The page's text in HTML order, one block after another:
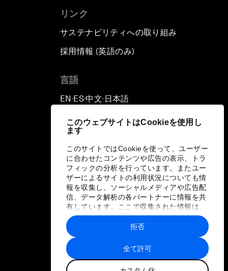
このウェブサイトはCookieを使用し
ます
このサイトではCookieを使って、ユーザー
に合わせたコンテンツや広告の表示、トラ
フィックの分析を行っています。またユー
ザーによるサイトの利用状況についても情
報を収集し、ソーシャルメディアや広告配
信、データ解析の各パートナーに情報を共
有しています。ここで収集された情報は、
ユーザーが各パートナーに提供した他の情
報や各パートナーのサービスを使用した際
に収集された情報と組み合わされ、各パー
トナーによって使用されることがありま
す。
全て許可
拒否
リンク
サステナビリティへの取り組み
採用情報 (英語のみ)
言語
EN ▪ ES▪中文▪ 日本語